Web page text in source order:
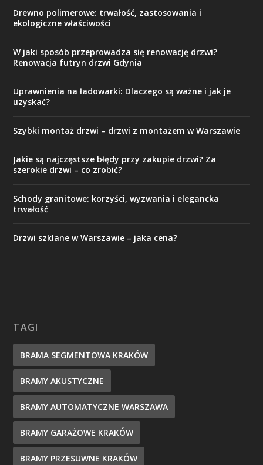
Drewno polimerowe: trwałość, zastosowania i
ekologiczne właściwości
W jaki sposób przeprowadza się renowację drzwi?
Renowacja futryn drzwi Gdynia
Uprawnienia na ładowarki: Dlaczego są ważne i jak je
uzyskać?
Szybki montaż drzwi – drzwi z montażem w Warszawie
Jakie są najczęstsze błędy przy zakupie drzwi? Za
szerokie drzwi – co zrobić?
Schody granitowe: korzyści, wyzwania i elegancka
trwałość
Drzwi szklane w Warszawie – jaka cena?
TAGI
BRAMA SEGMENTOWA KRAKÓW
BRAMY AKUSTYCZNE
BRAMY AUTOMATYCZNE WARSZAWA
BRAMY GARAŻOWE KRAKÓW
BRAMY PRZESUWNE KRAKÓW